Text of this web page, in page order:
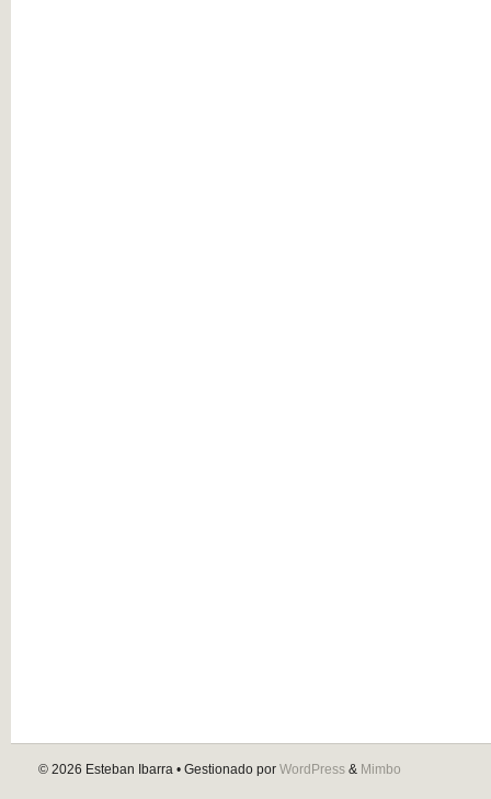
© 2026 Esteban Ibarra • Gestionado por WordPress & Mimbo